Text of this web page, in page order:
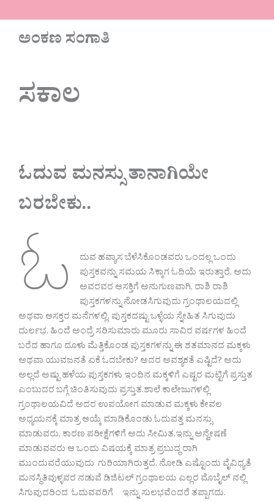
ಅಂಕಣ ಸಂಗಾತಿ
ಸಕಾಲ
ಓದುವ ಮನಸ್ಸು ತಾನಾಗಿಯೇ
ಬರಬೇಕು..
ಓ
ದುವ ಹವ್ಯಾಸ ಬೆಳೆಸಿಕೊಂಡವರು ಒಂದಲ್ಲ ಒಂದು
ಪುಸ್ತಕವನ್ನು ಸಮಯ ಸಿಕ್ಕಾಗ ಓದಿಯೆ ಇರುತ್ತಾರೆ. ಅದು
ಅವರವರ ಆಸಕ್ತಿಗೆ ಅನುಗುಣವಾಗಿ, ರಾಶಿ ರಾಶಿ
ಪುಸ್ತಕಗಳನ್ನು ನೋಡಸಿಗುವುದು ಗ್ರಂಥಾಲಯದಲ್ಲಿ
ಅಥವಾ ಆಸಕ್ತರ ಮನೆಗಳಲ್ಲಿ. ಪುಸ್ತಕದಷ್ಟು ಒಳ್ಳೆಯ ಸ್ನೇಹಿತ ಸಿಗುವುದು
ದುರ್ಲಭ. ಹಿಂದೆ ಅಂದ್ರೆ ಸರಿಸುಮಾರು ಮೂರು ಸಾವಿರ ವರ್ಷಗಳ ಹಿಂದೆ
ಬರೆದ ಹಾಗೂ ದೂಳು ಮೆತ್ತಿಕೊಂಡ ಪುಸ್ತಕಗಳನ್ನು ಈ ಶತಮಾನದ ಮಕ್ಕಳು
ಅಥವಾ ಯುವಜನತೆ ಏಕೆ ಓದಬೇಕು? ಅದರ ಅವಶ್ಯಕತೆ ಎಷ್ಟಿದೆ? ಅದು
ಅಲ್ಲದೆ ಅಷ್ಟು ಹಳೆಯ ಪುಸ್ತಕಗಳು ಇಂದಿನ ಮಕ್ಕಳಿಗೆ ಎಷ್ಟರ ಮಟ್ಟಿಗೆ ಪ್ರಸ್ತುತ
ಎಂಬುದರ ಬಗ್ಗೆ ಚಿಂತಿಸುವುದು ಪ್ರಸ್ತುತ.ಶಾಲೆ ಕಾಲೇಜುಗಳಲ್ಲಿ
ಗ್ರಂಥಾಲಯವಿದೆ ಅದರ ಉಪಯೋಗ ಮಾಡುವ ಮಕ್ಕಳು ಕೇವಲ
ಅಧ್ಯಯನಕ್ಕೆ ಮಾತ್ರ ಆಯ್ಕೆ ಮಾಡಿಕೊಂಡು ಓದುವತ್ತ ಮನಸ್ಸು
ಮಾಡುವರು. ಕಾರಣ ಪರೀಕ್ಷೆಗಳಿಗೆ ಅದು ಸೀಮಿತ.ಇನ್ನು ಅನ್ವೇಷಣೆ
ಮಾಡುವವರು ಆ ಒಂದು ವಿಷಯಕ್ಕೆ ಮಾತ್ರ ಪ್ರಬುದ್ಧ ರಾಗಿ
ಮುಂದುವರೆಯುವುದು ಗುರಿಯಾಗಿರುತ್ತದೆ. ನೋಡಿ ಎಷ್ಟೊಂದು ವೈವಿಧ್ಯತೆ
ಮನಸ್ಥಿತಿವುಳ್ಳವರ ನಡುವೆ ಡಿಜಿಟಲ್‌ ಗ್ರಂಥಾಲಯ ಎಲ್ಲರ ಮೊಬೈಲ್ ನಲ್ಲಿ
ಸಿಗುವುದರಿಂದ ಓದುವವರಿಗೆ ಇನ್ನು ಸುಲಭವೆಂದರೆ ತಪ್ಪಾಗದು.